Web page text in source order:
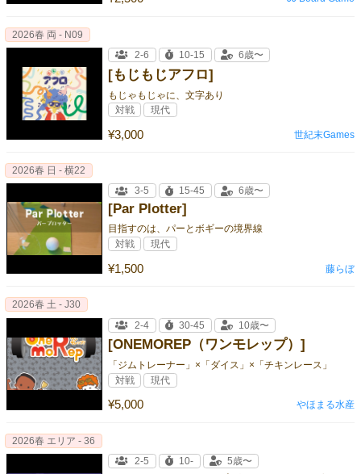
[もじもじアフロ]
もじゃもじゃに、文字あり
¥3,000
2026春 両 - N09
2-6
10-15 6歳〜
対戦 現代
世紀末Games
[Par Plotter]
目指すのは、パーとボギーの境界線
¥1,500
2026春 日 - 横22
3-5
15-45 6歳〜
対戦 現代
藤らぼ
[ONEMOREP（ワンモレップ）]
「ジムトレーナー」×「ダイス」×「チキンレース」
¥5,000
2026春 土 - J30
2-4
30-45 10歳〜
対戦 現代
やほまる水産
2026春 エリア - 36
2-5
10- 5歳〜